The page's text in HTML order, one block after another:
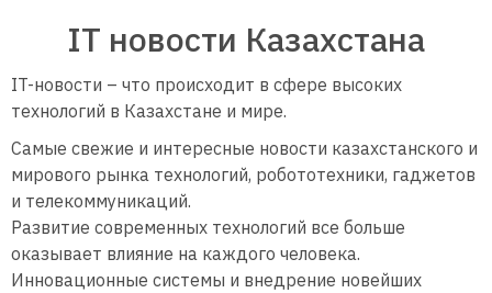
IT новости Казахстана
IT-новости – что происходит в сфере высоких
технологий в Казахстане и мире.
Самые свежие и интересные новости казахстанского и
мирового рынка технологий, робототехники, гаджетов
и телекоммуникаций.
Развитие современных технологий все больше
оказывает влияние на каждого человека.
Инновационные системы и внедрение новейших